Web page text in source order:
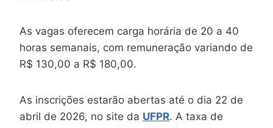
As vagas oferecem carga horária de 20 a 40
horas semanais, com remuneração variando de
R$ 130,00 a R$ 180,00.
As inscrições estarão abertas até o dia 22 de
abril de 2026, no site da UFPR. A taxa de